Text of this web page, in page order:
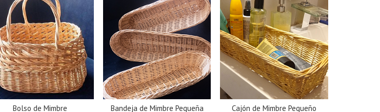
Bolso de Mimbre Bandeja de Mimbre Pequeña Cajón de Mimbre Pequeño